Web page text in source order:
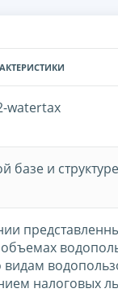
watertax
базе и
налоговых